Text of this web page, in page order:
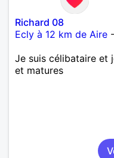
Richard 08
Ecly à 12 km de Aire
Je suis célibataire et
et matures